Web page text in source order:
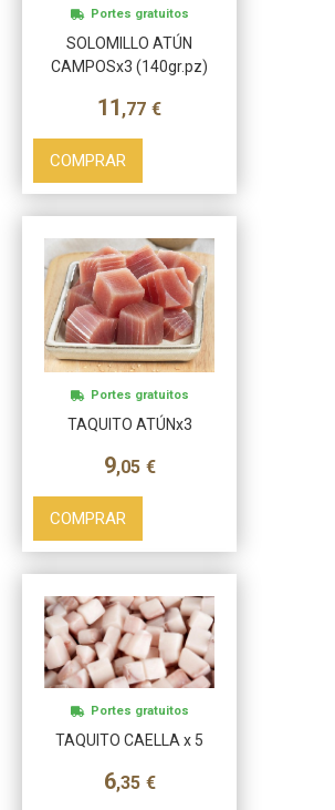
SOLOMILLO ATÚN
CAMPOSx3 (140gr.pz)
11 ,77 €
Portes gratuitos
COMPRAR
TAQUITO ATÚNx3
9,05 €
Portes gratuitos
COMPRAR
TAQUITO CAELLA x 5
6,35 €
Portes gratuitos
Más info
Más info